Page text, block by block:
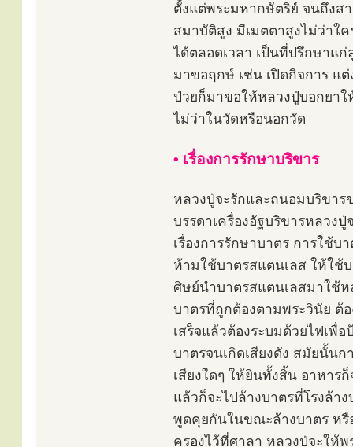
ตั้งแต่พระมหากษัตริย์ จนถึงส
สมาบัติสูง มีเมตตาสูงไม่ว่าใ
ได้ตลอดเวลา เป็นที่ปรึกษาแ
มาขอฤกษ์ เช่น เปิดกิจการ แ
ป่วยก็มาขอให้หลวงปู่บอกยา
ไม่ว่าในวัดหรือนอกวัด
• เรื่องการรักษาบริขาร
หลวงปู่จะรักและถนอมบริขาร
บรรดาเครื่องอัฐบริขารหลวง
เรื่องการรักษาบาตร การใช้บ
ห้ามใช้บาตรสแตนเลส ให้ใช้
ศิษย์นำบาตรสแตนเลสมาใช้ห
บาตรที่ถูกต้องตามพระวินัย ต้
เสร็จแล้วต้องระบมด้วยไฟเพื่
บาตรจนเกิดเสียงดัง สมัยนั้น
เสียงใดๆ ให้ยินทั้งสิ้น อาหาร
แล้วก็จะไปล้างบาตรที่โรงล้
พูดคุยกันในขณะล้างบาตร หรื
ครองไว้ที่ศาลา หลวงปู่จะให้